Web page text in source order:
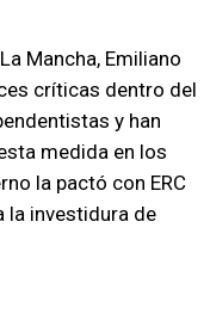
Mancha, Emiliano
críticas dentro del
y han
medida en los
la pactó con ERC
la investidura de